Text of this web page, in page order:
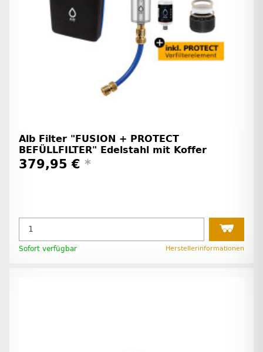
Alb Filter "FUSION + PROTECT
BEFÜLLFILTER" Edelstahl mit Koffer
379,95 € *
Sofort verfügbar Herstellerinformationen